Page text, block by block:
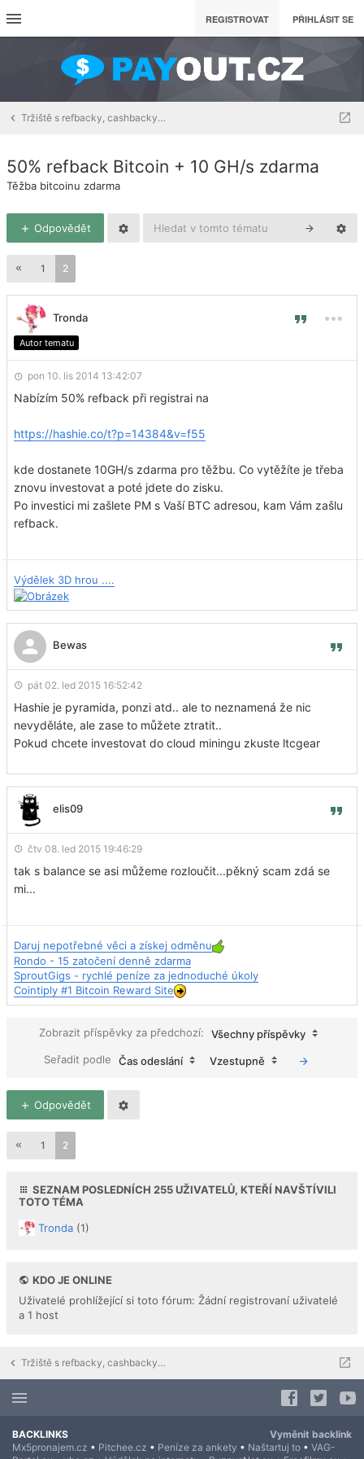
REGISTROVAT PŘIHLÁSIT SE
Tržiště s refbacky, cashbacky a downline buildingem
50% refback Bitcoin + 10 GH/s zdarma
Těžba bitcoinu zdarma
Odpovědět
1 2
Tronda
Autor tematu
pon 10. lis 2014 13:42:07
Nabízím 50% refback při registrai na
https://hashie.co/t?p=14384&v=f55
kde dostanete 10GH/s zdarma pro těžbu. Co vytěžíte je třeba
znovu investovat a poté jdete do zisku.
Po investici mi zašlete PM s Vaší BTC adresou, kam Vám zašlu
refback.
Výdělek 3D hrou ....
Bewas
pát 02. led 2015 16:52:42
Hashie je pyramida, ponzi atd.. ale to neznamená že nic
nevyděláte, ale zase to můžete ztratit..
Pokud chcete investovat do cloud miningu zkuste ltcgear
elis09
čtv 08. led 2015 19:46:29
tak s balance se asi můžeme rozloučit...pěkný scam zdá se
mi...
Daruj nepotřebné věci a získej odměnu
Rondo - 15 zatočení denně zdarma
SproutGigs - rychlé peníze za jednoduché úkoly
Cointiply #1 Bitcoin Reward Site
Zobrazit příspěvky za předchozí:
Všechny příspěvky
Seřadit podle
Čas odeslání Vzestupně
Odpovědět
1 2
SEZNAM POSLEDNÍCH 255UŽIVATELŮ, KTEŘÍ NAVŠTÍVILI
TOTO TÉMA
Tronda (1)
KDO JE ONLINE
Uživatelé prohlížející si toto fórum: Žádní registrovaní uživatelé
a 1 host
Tržiště s refbacky, cashbacky a downline buildingem
BACKLINKS
Vyměnit backlink
Mx5pronajem.cz • Pitchee.cz • Peníze za ankety • Naštartuj to • VAG-